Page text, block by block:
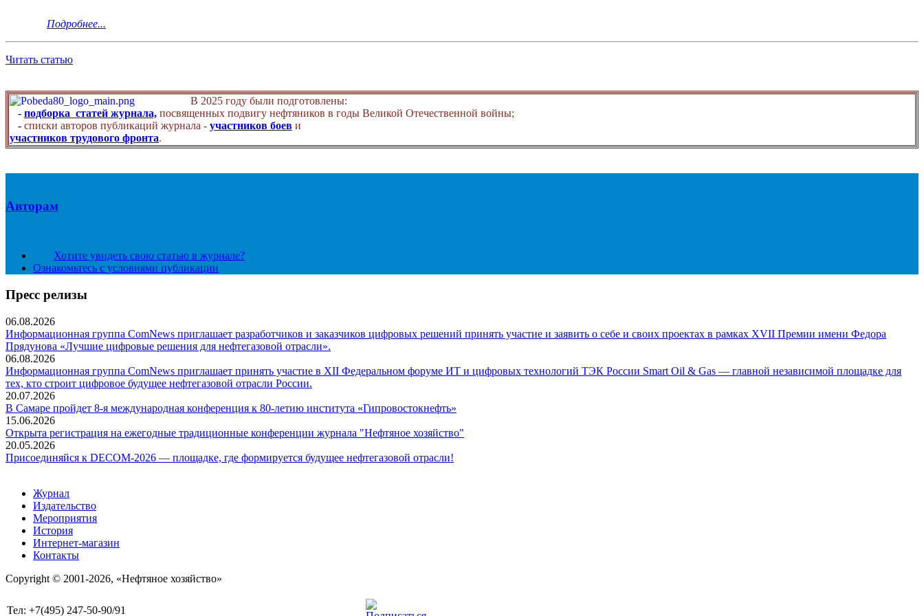
Подробнее...
Читать статью
В 2025 году были подготовлены:
- подборка статей журнала, посвященных подвигу нефтяников в годы Великой Отечественной войны;
- списки авторов публикаций журнала - участников боев и
участников трудового фронта.
Авторам
Хотите увидеть свою статью в журнале?
Ознакомьтесь с условиями публикации
Пресс релизы
06.08.2026
Информационная группа ComNews приглашает разработчиков и заказчиков цифровых решений принять участие и заявить о себе и своих проектах в рамках XVII Премии имени Федора
Прядунова «Лучшие цифровые решения для нефтегазовой отрасли».
06.08.2026
Информационная группа ComNews приглашает принять участие в XII Федеральном форуме ИТ и цифровых технологий ТЭК России Smart Oil & Gas — главной независимой площадке для
тех, кто строит цифровое будущее нефтегазовой отрасли России.
20.07.2026
В Самаре пройдет 8-я международная конференция к 80-летию института «Гипровостокнефть»
15.06.2026
Открыта регистрация на ежегодные традиционные конференции журнала "Нефтяное хозяйство"
20.05.2026
Присоединяйся к DECOM-2026 — площадке, где формируется будущее нефтегазовой отрасли!
Журнал
Издательство
Мероприятия
История
Интернет-магазин
Контакты
Copyright © 2001-2026, «Нефтяное хозяйство»
Тел: +7(495) 247-50-90/91